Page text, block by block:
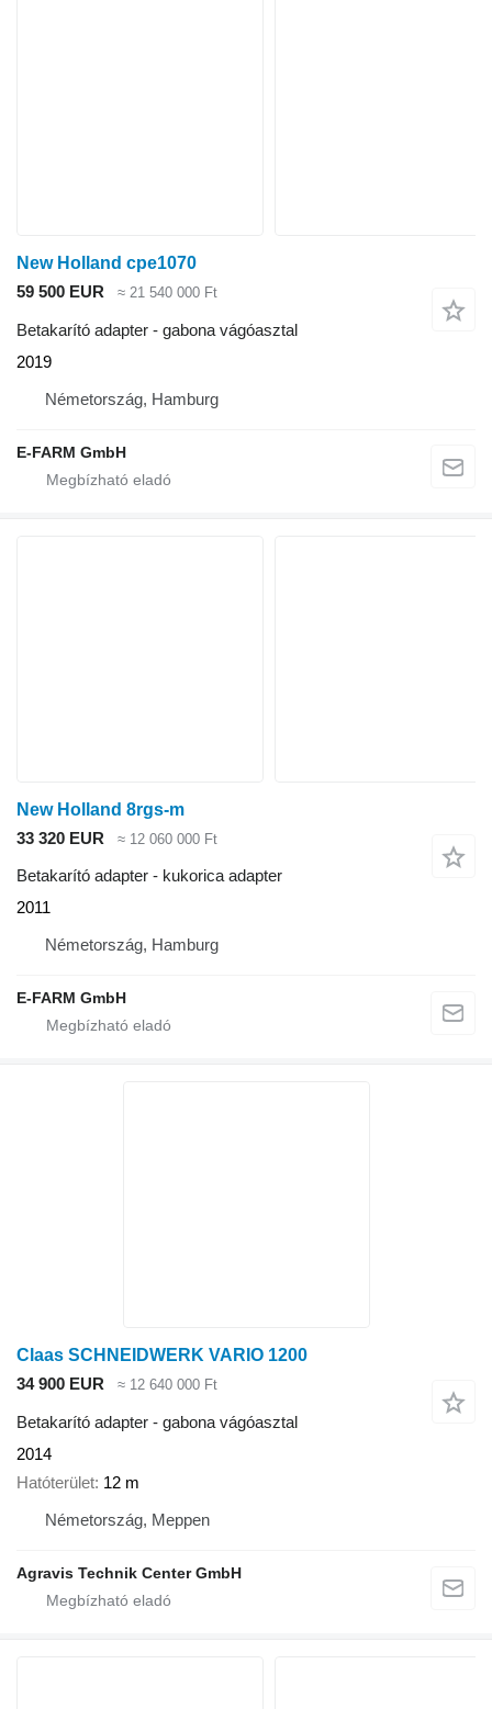
New Holland cpe1070
59 500 EUR
≈ 21 540 000 Ft
Betakarító adapter - gabona vágóasztal
2019
Németország, Hamburg
E-FARM GmbH
New Holland 8rgs-m
33 320 EUR
≈ 12 060 000 Ft
Betakarító adapter - kukorica adapter
2011
Németország, Hamburg
E-FARM GmbH
Claas SCHNEIDWERK VARIO 1200
34 900 EUR
≈ 12 640 000 Ft
Betakarító adapter - gabona vágóasztal
2014
Hatóterület 12 m
Németország, Meppen
Agravis Technik Center GmbH